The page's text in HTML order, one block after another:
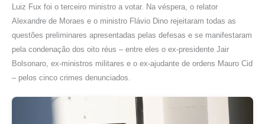
Luiz Fux foi o terceiro ministro a votar. Na véspera, o relator
Alexandre de Moraes e o ministro Flávio Dino rejeitaram todas as
questões preliminares apresentadas pelas defesas e se manifestaram
pela condenação dos oito réus – entre eles o ex-presidente Jair
Bolsonaro, ex-ministros militares e o ex-ajudante de ordens Mauro Cid
– pelos cinco crimes denunciados.